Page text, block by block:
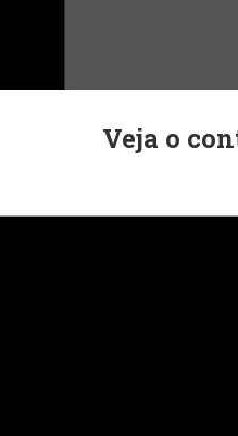
Veja o